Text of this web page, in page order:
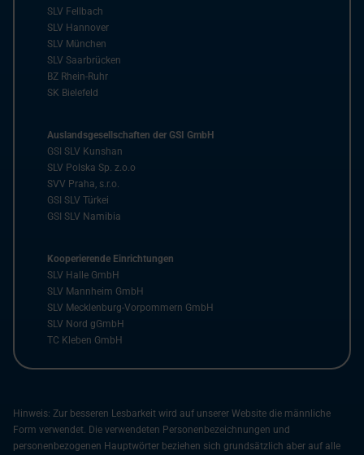
SLV Fellbach
SLV Hannover
SLV München
SLV Saarbrücken
BZ Rhein-Ruhr
SK Bielefeld
Auslandsgesellschaften der GSI GmbH
GSI SLV Kunshan
SLV Polska Sp. z.o.o
SVV Praha, s.r.o.
GSI SLV Türkei
GSI SLV Namibia
Kooperierende Einrichtungen
SLV Halle GmbH
SLV Mannheim GmbH
SLV Mecklenburg-Vorpommern GmbH
SLV Nord gGmbH
TC Kleben GmbH
Hinweis: Zur besseren Lesbarkeit wird auf unserer Website die männliche
Form verwendet. Die verwendeten Personenbezeichnungen und
personenbezogenen Hauptwörter beziehen sich grundsätzlich aber auf alle